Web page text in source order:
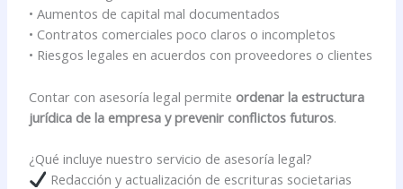
• Aumentos de capital mal documentados
• Contratos comerciales poco claros o incompletos
• Riesgos legales en acuerdos con proveedores o clientes
Contar con asesoría legal permite ordenar la estructura
jurídica de la empresa y prevenir conflictos futuros.
¿Qué incluye nuestro servicio de asesoría legal?
Redacción y actualización de escrituras societarias